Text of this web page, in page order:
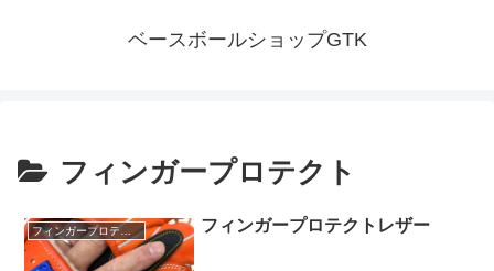
ベースボールショップGTK
フィンガープロテクト
フィンガープロテクト フィンガープロテクトレザー